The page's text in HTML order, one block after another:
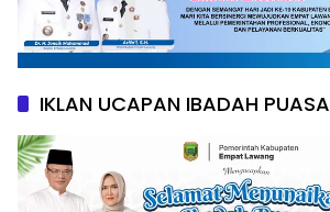
IKLAN UCAPAN IBADAH PUASA